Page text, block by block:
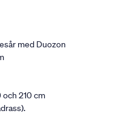
med Duozon
och 210 cm